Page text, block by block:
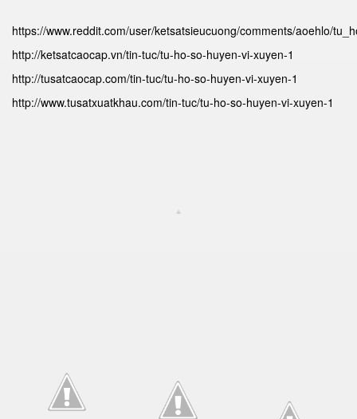
https://www.reddit.com/user/ketsatsieucuong/comments/aoehlo/
http://ketsatcaocap.vn/tin-tuc/tu-ho-so-huyen-vi-xuyen-1
http://tusatcaocap.com/tin-tuc/tu-ho-so-huyen-vi-xuyen-1
http://www.tusatxuatkhau.com/tin-tuc/tu-ho-so-huyen-vi-xuyen-1